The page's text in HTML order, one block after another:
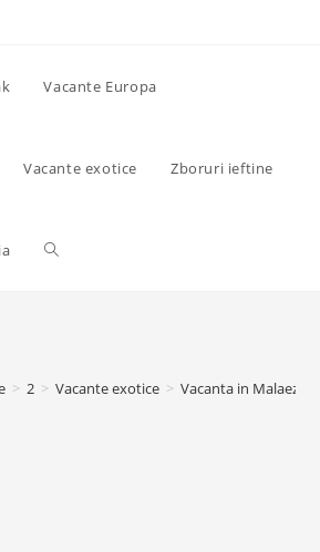
Vacante Europa
Vacante exotice Zboruri ieftine
Toggle
> 2 > Vacante exotice > Vacanta in